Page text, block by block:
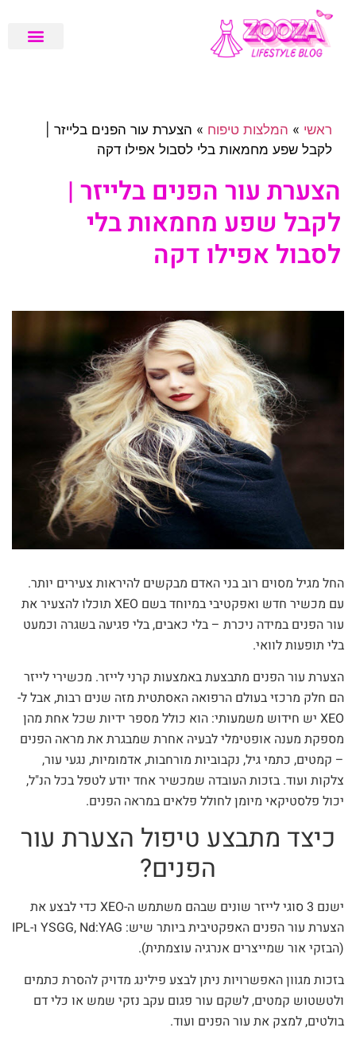
ראשי » המלצות טיפוח » הצערת עור הפנים בלייזר |
לקבל שפע מחמאות בלי לסבול אפילו דקה
הצערת עור הפנים בלייזר |
לקבל שפע מחמאות בלי
לסבול אפילו דקה
החל מגיל מסוים רוב בני האדם מבקשים להיראות צעירים יותר.
עם מכשיר חדש ואפקטיבי במיוחד בשם XEO תוכלו להצעיר את
עור הפנים במידה ניכרת – בלי כאבים, בלי פגיעה בשגרה וכמעט
בלי תופעות לוואי.
הצערת עור הפנים מתבצעת באמצעות קרני לייזר. מכשירי לייזר
הם חלק מרכזי בעולם הרפואה האסתטית מזה שנים רבות, אבל ל-
XEO יש חידוש משמעותי: הוא כולל מספר ידיות שכל אחת מהן
מספקת מענה אופטימלי לבעיה אחרת שמבגרת את מראה הפנים
– קמטים, כתמי גיל, נקבוביות מורחבות, אדמומיות, נגעי עור,
צלקות ועוד. בזכות העובדה שמכשיר אחד יודע לטפל בכל הנ"ל,
יכול פלסטיקאי מיומן לחולל פלאים במראה הפנים.
כיצד מתבצע טיפול הצערת עור
הפנים?
ישנם 3 סוגי לייזר שונים שבהם משתמש ה-XEO כדי לבצע את
הצערת עור הפנים האפקטיבית ביותר שיש: YSGG, Nd:YAG ו-IPL
(הבזקי אור שמייצרים אנרגיה עוצמתית).
בזכות מגוון האפשרויות ניתן לבצע פילינג מדויק להסרת כתמים
ולטשטוש קמטים, לשקם עור פגום עקב נזקי שמש או כלי דם
בולטים, למצק את עור הפנים ועוד.